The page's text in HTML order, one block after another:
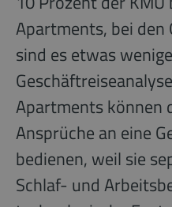
Apartments, bei
sind es etwas
Apartments können
Ansprüche an eine
bedienen, weil sie
Schlaf- und